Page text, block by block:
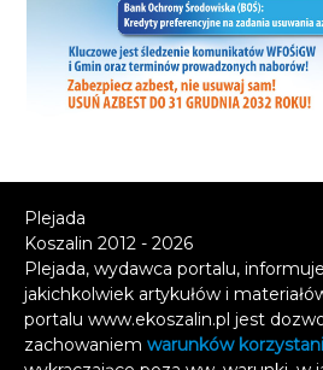
Plejada
Koszalin 2012 - 2026
Plejada, wydawca portalu,
jakichkolwiek artykułów i
portalu www.ekoszalin.pl jest
zachowaniem warunków